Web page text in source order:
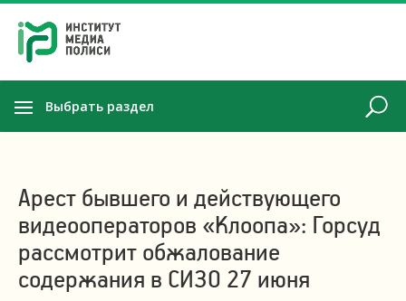
Выбрать раздел
Арест бывшего и действующего
видеооператоров «Клоопа»: Горсуд
рассмотрит обжалование
содержания в СИЗО 27 июня